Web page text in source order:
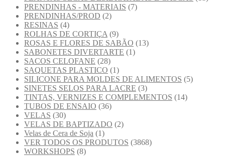
PRENDINHAS - MATERIAIS (7)
PRENDINHAS/PROD (2)
RESINAS (4)
ROLHAS DE CORTIÇA (9)
ROSAS E FLORES DE SABÃO (13)
SABONETES DIVERTARTE (1)
SACOS CELOFANE (28)
SAQUETAS PLASTICO (1)
SILICONE PARA MOLDES DE ALIMENTOS (5)
SINETES SELOS PARA LACRE (3)
TINTAS, VERNIZES E COMPLEMENTOS (14)
TUBOS DE ENSAIO (36)
VELAS (30)
VELAS DE BAPTIZADO (2)
Velas de Cera de Soja (1)
VER TODOS OS PRODUTOS (3868)
WORKSHOPS (8)